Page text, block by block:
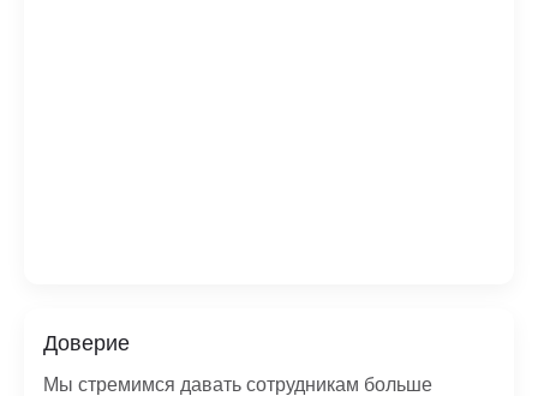
Доверие
Мы стремимся давать сотрудникам больше